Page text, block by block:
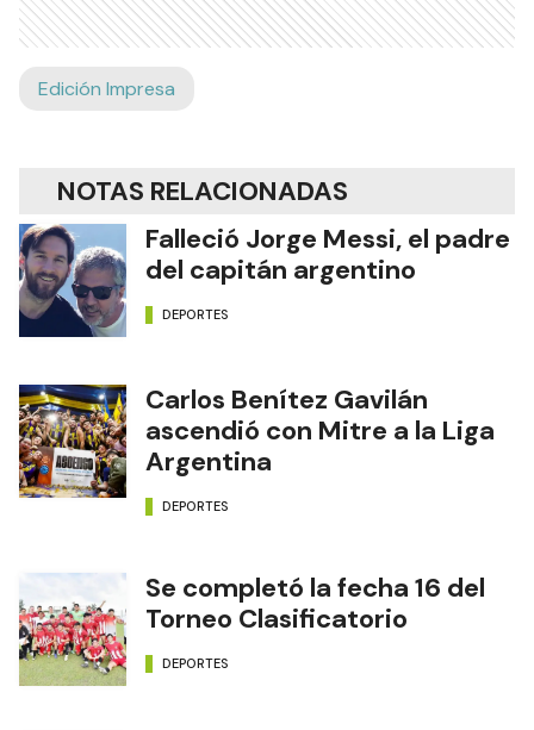
Edición Impresa
NOTAS RELACIONADAS
Falleció Jorge Messi, el padre
del capitán argentino
DEPORTES
Carlos Benítez Gavilán
ascendió con Mitre a la Liga
Argentina
DEPORTES
Se completó la fecha 16 del
Torneo Clasificatorio
DEPORTES